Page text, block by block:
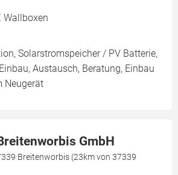
Wallboxen
Solarstromspeicher / PV Batterie,
Austausch, Beratung, Einbau
Neugerät
GmbH
Breitenworbis (23km von 37339